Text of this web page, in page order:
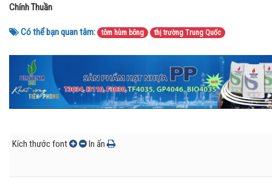
Chính Thuần
Có thể bạn quan tâm: tôm hùm bông thị trường Trung Quốc
Kích thước font In ấn